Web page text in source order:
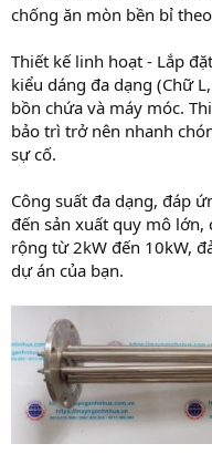
chống ăn mòn bền bỉ
Thiết kế linh hoạt - Lắp
kiểu dáng đa dạng (Chữ
bồn chứa và máy móc.
bảo trì trở nên nhanh
sự cố.
Công suất đa dạng, đáp
đến sản xuất quy mô lớn,
rộng từ 2kW đến 10kW,
dự án của bạn.